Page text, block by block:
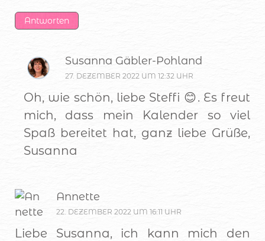
Antworten
Susanna Gäbler-Pohland
27. DEZEMBER 2022 UM 12:32 UHR
Oh, wie schön, liebe Steffi 😊. Es freut
mich, dass mein Kalender so viel
Spaß bereitet hat, ganz liebe Grüße,
Susanna
Annette
22. DEZEMBER 2022 UM 16:11 UHR
Liebe Susanna, ich kann mich den